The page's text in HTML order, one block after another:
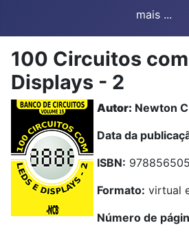
mais ...
100 Circuitos com
Displays - 2
Autor: Newton
Data da
ISBN:
Formato: virtual
Número de